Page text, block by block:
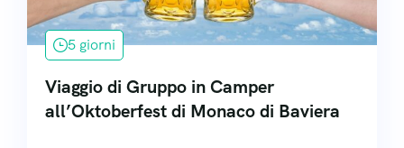
5 giorni
Viaggio di Gruppo in Camper
all’Oktoberfest di Monaco di Baviera